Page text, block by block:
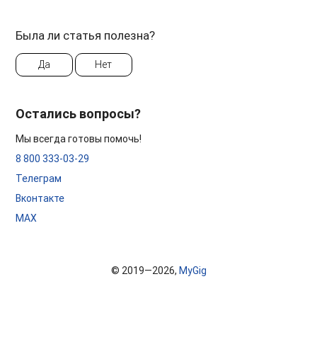
Была ли статья полезна?
Да Нет
Остались вопросы?
Мы всегда готовы помочь!
8 800 333-03-29
Телеграм
Вконтакте
MAX
© 2019—2026, MyGig